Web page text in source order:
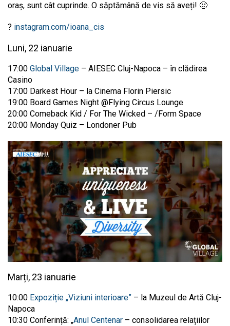
oraș, sunt cât cuprinde. O săptămână de vis să aveți! 🙂
? instagram.com/ioana_cis
Luni, 22 ianuarie
17:00 Global Village – AIESEC Cluj-Napoca – în clădirea
Casino
17:00 Darkest Hour – la Cinema Florin Piersic
19:00 Board Games Night @Flying Circus Lounge
20:00 Comeback Kid / For The Wicked – /Form Space
20:00 Monday Quiz – Londoner Pub
Marți, 23 ianuarie
10:00 Expoziție „Viziuni interioare” – la Muzeul de Artă Cluj-
Napoca
10:30 Conferință: „Anul Centenar – consolidarea relațiilor